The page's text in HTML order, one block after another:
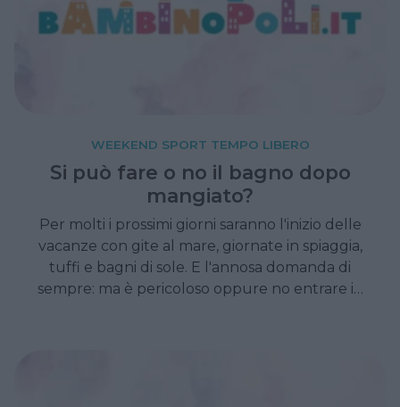
WEEKEND SPORT TEMPO LIBERO
Si può fare o no il bagno dopo
mangiato?
Per molti i prossimi giorni saranno l'inizio delle
vacanze con gite al mare, giornate in spiaggia,
tuffi e bagni di sole. E l'annosa domanda di
sempre: ma è pericoloso oppure no entrare in